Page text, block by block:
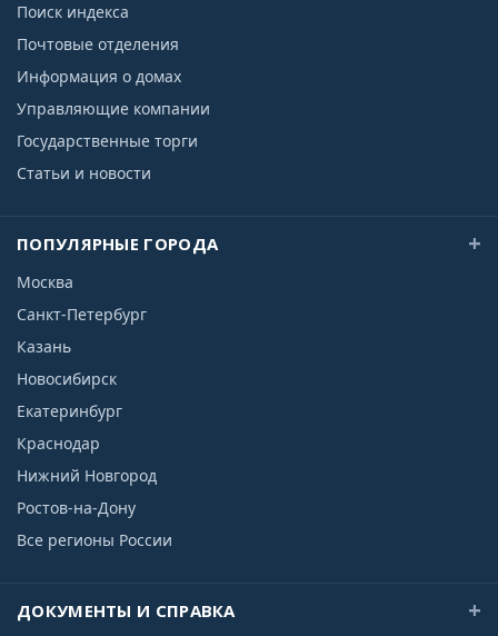
Поиск индекса
Почтовые отделения
Информация о домах
Управляющие компании
Государственные торги
Статьи и новости
ПОПУЛЯРНЫЕ ГОРОДА
Москва
Санкт-Петербург
Казань
Новосибирск
Екатеринбург
Краснодар
Нижний Новгород
Ростов-на-Дону
Все регионы России
ДОКУМЕНТЫ И СПРАВКА